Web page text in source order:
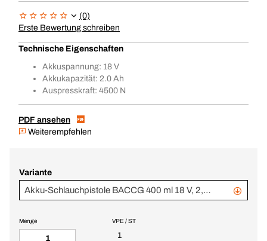
(0)
Erste Bewertung schreiben
Technische Eigenschaften
Akkuspannung: 18 V
Akkukapazität: 2.0 Ah
Auspresskraft: 4500 N
PDF ansehen
Weiterempfehlen
Variante
Akku-Schlauchpistole BACCG 400 ml 18 V, 2,0 Ah, Li-Ion
VPE / ST
1
Menge